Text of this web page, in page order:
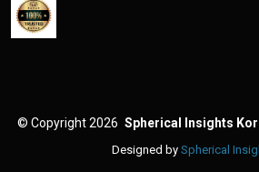
© Copyright 2026 Spherical Insights
Designed by Spherical